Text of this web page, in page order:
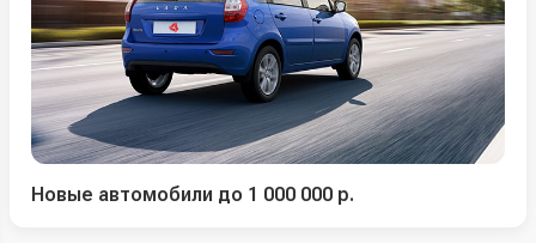
Новые автомобили до 1 000 000 р.